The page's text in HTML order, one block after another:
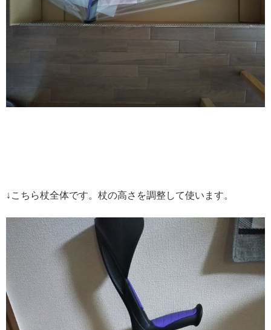
↓こちら杖全体です。杖の高さを調整して使います。